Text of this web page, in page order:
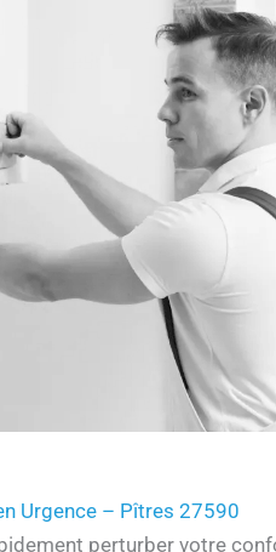
Urgence – Pîtres 27590
perturber votre